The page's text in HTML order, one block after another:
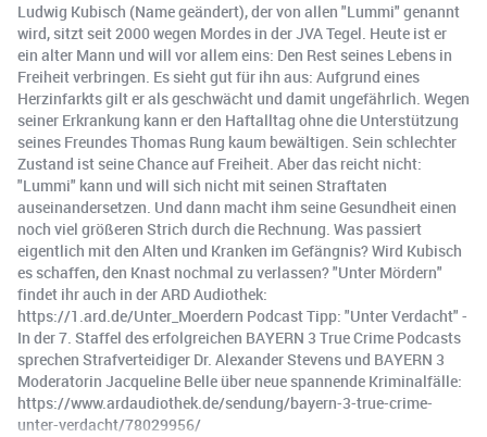
Ludwig Kubisch (Name geändert), der von allen "Lummi" genannt
wird, sitzt seit 2000 wegen Mordes in der JVA Tegel. Heute ist er
ein alter Mann und will vor allem eins: Den Rest seines Lebens in
Freiheit verbringen. Es sieht gut für ihn aus: Aufgrund eines
Herzinfarkts gilt er als geschwächt und damit ungefährlich. Wegen
seiner Erkrankung kann er den Haftalltag ohne die Unterstützung
seines Freundes Thomas Rung kaum bewältigen. Sein schlechter
Zustand ist seine Chance auf Freiheit. Aber das reicht nicht:
"Lummi" kann und will sich nicht mit seinen Straftaten
auseinandersetzen. Und dann macht ihm seine Gesundheit einen
noch viel größeren Strich durch die Rechnung. Was passiert
eigentlich mit den Alten und Kranken im Gefängnis? Wird Kubisch
es schaffen, den Knast nochmal zu verlassen? "Unter Mördern"
findet ihr auch in der ARD Audiothek:
https://1.ard.de/Unter_Moerdern Podcast Tipp: "Unter Verdacht" -
In der 7. Staffel des erfolgreichen BAYERN 3 True Crime Podcasts
sprechen Strafverteidiger Dr. Alexander Stevens und BAYERN 3
Moderatorin Jacqueline Belle über neue spannende Kriminalfälle:
https://www.ardaudiothek.de/sendung/bayern-3-true-crime-
unter-verdacht/78029956/